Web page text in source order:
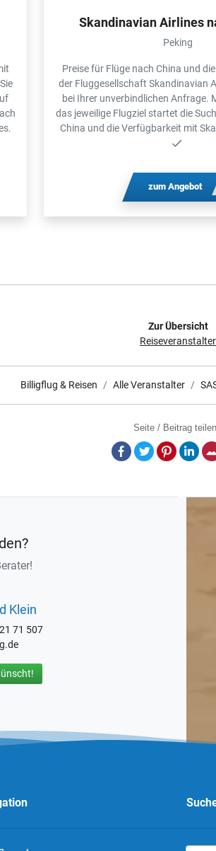
Skandinavian Airlines
Peking
Preise für Flüge nach China und
der Fluggesellschaft Skandinavian
bei Ihrer unverbindlichen Anfrage.
das jeweilige Flugziel startet die
China und die Verfügbarkeit mit
zum Angebot
Zur Übersicht
Reiseveranstalter
Billigflug & Reisen Alle Veranstalter
Seite / Beitrag teilen
Facebook
TwitterPinterest
Klein
71 507